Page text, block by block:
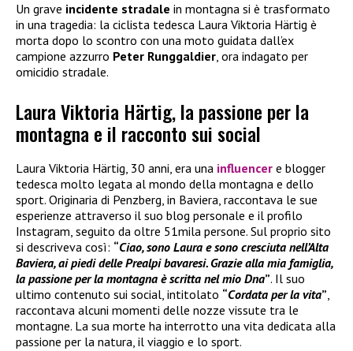
Un grave incidente stradale in montagna si è trasformato
in una tragedia: la ciclista tedesca Laura Viktoria Härtig è
morta dopo lo scontro con una moto guidata dall’ex
campione azzurro Peter Runggaldier, ora indagato per
omicidio stradale.
Laura Viktoria Härtig, la passione per la
montagna e il racconto sui social
Laura Viktoria Härtig, 30 anni, era una influencer e blogger
tedesca molto legata al mondo della montagna e dello
sport. Originaria di Penzberg, in Baviera, raccontava le sue
esperienze attraverso il suo blog personale e il profilo
Instagram, seguito da oltre 51mila persone. Sul proprio sito
si descriveva così: “Ciao, sono Laura e sono cresciuta nell’Alta
Baviera, ai piedi delle Prealpi bavaresi. Grazie alla mia famiglia,
la passione per la montagna è scritta nel mio Dna”. Il suo
ultimo contenuto sui social, intitolato “Cordata per la vita”,
raccontava alcuni momenti delle nozze vissute tra le
montagne. La sua morte ha interrotto una vita dedicata alla
passione per la natura, il viaggio e lo sport.